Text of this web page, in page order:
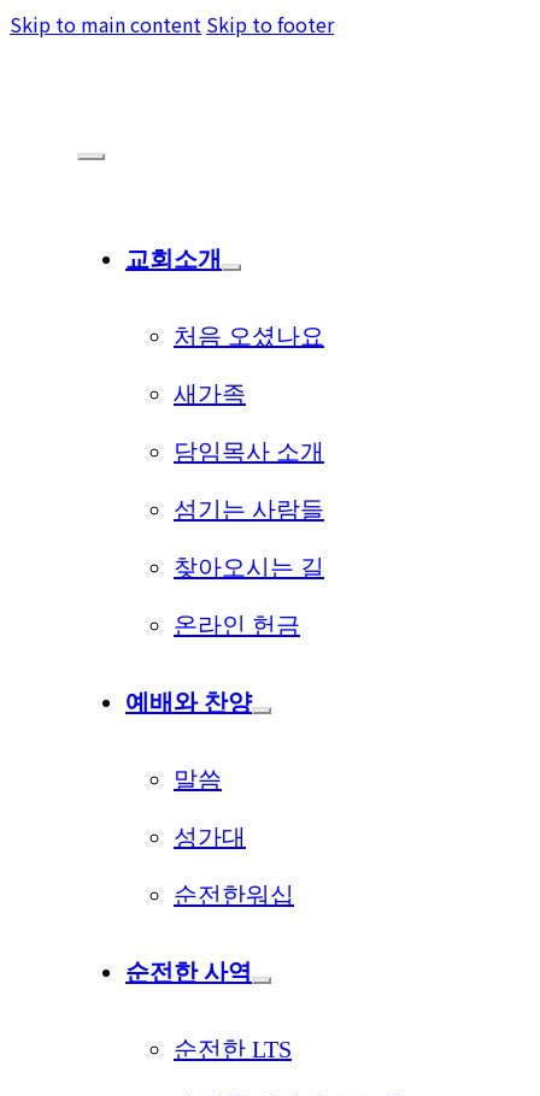
Skip to main content Skip to footer
교회소개
처음 오셨나요
새가족
담임목사 소개
섬기는 사람들
찾아오시는 길
온라인 헌금
예배와 찬양
말씀
성가대
순전한워십
순전한 사역
순전한 LTS